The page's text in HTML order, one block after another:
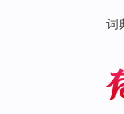
词